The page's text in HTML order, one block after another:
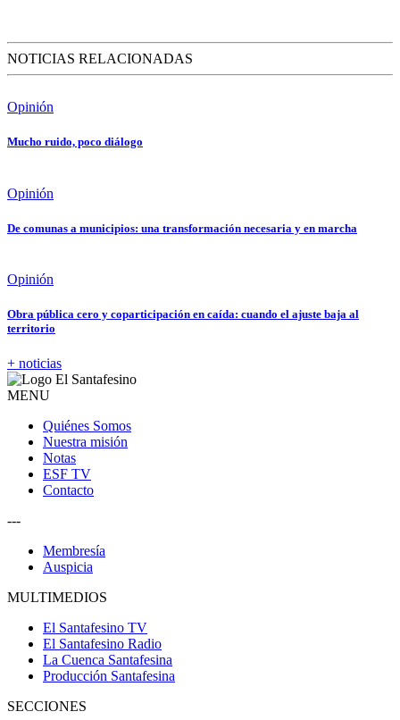
NOTICIAS RELACIONADAS
Opinión
Mucho ruido, poco diálogo
Opinión
De comunas a municipios: una transformación necesaria y en marcha
Opinión
Obra pública cero y coparticipación en caída: cuando el ajuste baja al
territorio
+ noticias
MENU
Quiénes Somos
Nuestra misión
Notas
ESF TV
Contacto
---
Membresía
Auspicia
MULTIMEDIOS
El Santafesino TV
El Santafesino Radio
La Cuenca Santafesina
Producción Santafesina
SECCIONES